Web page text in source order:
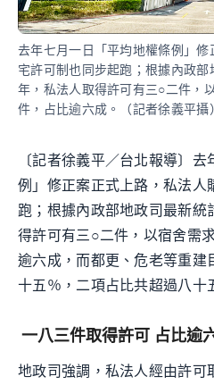
去年七月一日「平均地權條例」
宅許可制也同步起跑；根據內政
年，私法人取得許可有三○二件，
件，占比逾六成。（記者徐義平攝
〔記者徐義平／台北報導〕
例」修正案正式上路，私法人
跑；根據內政部地政司最新統
得許可有三○二件，以宿舍需
逾六成，而都更、危老等重建
十五％，二項占比共超過八十
一八三件取得許可 占比逾
地政司強調，私法人經由許可